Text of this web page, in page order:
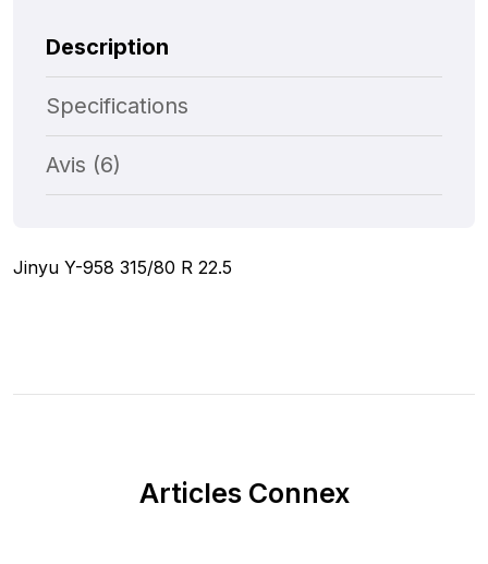
Description
Specifications
Avis (6)
Jinyu Y-958 315/80 R 22.5
Articles Connex